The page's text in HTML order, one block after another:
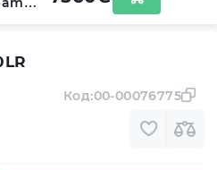
Код:00-00076775